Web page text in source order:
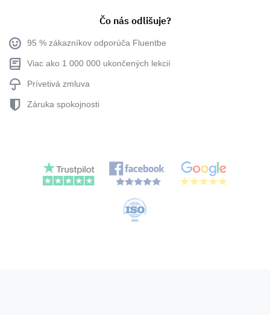
Čo nás odlišuje?
95 % zákazníkov odporúča Fluentbe
Viac ako 1 000 000 ukončených lekcií
Prívetivá zmluva
Záruka spokojnosti